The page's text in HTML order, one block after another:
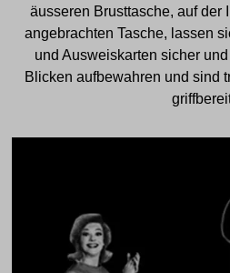
äusseren Brusttasche, auf der
angebrachten Tasche, lassen
und Ausweiskarten sicher
Blicken aufbewahren und sind